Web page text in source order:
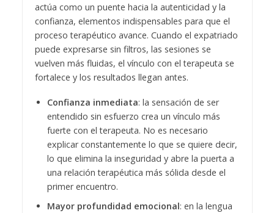
actúa como un puente hacia la autenticidad y la
confianza, elementos indispensables para que el
proceso terapéutico avance. Cuando el expatriado
puede expresarse sin filtros, las sesiones se
vuelven más fluidas, el vínculo con el terapeuta se
fortalece y los resultados llegan antes.
Confianza inmediata: la sensación de ser
entendido sin esfuerzo crea un vínculo más
fuerte con el terapeuta. No es necesario
explicar constantemente lo que se quiere decir,
lo que elimina la inseguridad y abre la puerta a
una relación terapéutica más sólida desde el
primer encuentro.
Mayor profundidad emocional: en la lengua